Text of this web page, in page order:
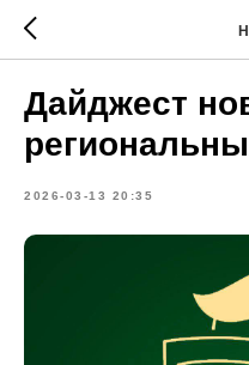
Дайджест
2026-03-13 20:35